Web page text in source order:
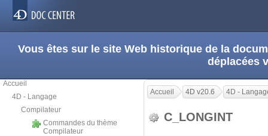
Vous êtes sur le site Web historique de la
déplacées
Accueil
4D - Langage
Compilateur
Commandes du thème
Compilateur
Accueil 4D v20.6 4D -
C_LONGINT